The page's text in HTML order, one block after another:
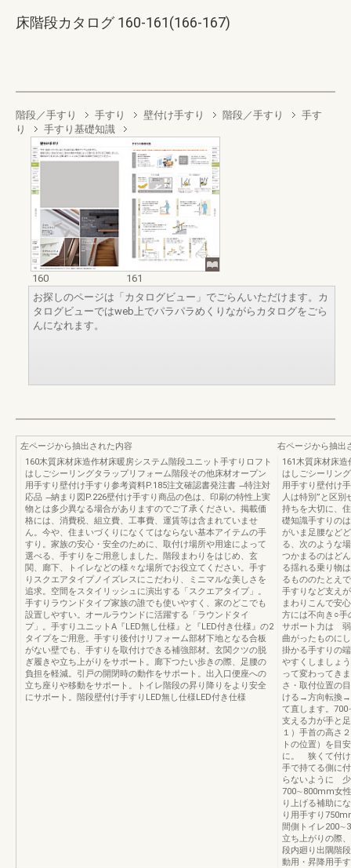
床階段カタログ 160-161(166-167)
階段／手すり 手すり 壁付け手すり 階段／手すり
手す
り
手すり基礎知識
160
161
お探しのページは「カタログビュー」でごらんいただけます。カ
タログビューではweb上でパラパラめくりながらカタログをごら
んになれます。
左ページから抽出された内容
160木質床材床造作材床暖房システム階段ユニット手すりロフト
はしごシーリングタラップリフォーム階段その他床材オープン
用手すり壁付け手すり参考資料P.185注文確認書発注書 ̶特注対
応品 ̶納まり図P.226壁付け手すり商品の色は、印刷の特性上実
物とは多少異なる場合がありますのでご了承ください。掲載価
格には、消費税、組立費、工事費、運賃等は含まれていませ
ん。今や、住まいづくりになくてはならない基本アイテムの手
すり。家族の安心・安全のために、取付け場所や用途によって
選べる、手すりをご用意しました。階段まわりをはじめ、玄
関、廊下、トイレなどの様々な場所でお役立てください。手す
りスクエアタイプノイズレスにこだわり、ミニマルな美しさを
追求。空間をスタイリッシュに演出する「スクエアタイプ」。
手すりラウンドタイプ家族の誰でも使いやすく、家のどこでも
設置しやすい。オールラウンドに活躍する「ラウンドタイ
プ」。手すりユニットA『LED無し仕様』と『LED付き仕様』の2
タイプをご用意。手すり後付けリフォーム部材下地となる合板
がない壁でも、手すりを取付けできる補強部材。玄関クツの脱
ぎ履きや立ち上がりをサポート。廊下つたい歩きの際、足腰の
負担を軽減。引戸の開閉時の動作をサポート。出入口便座への
立ち座りや移動をサポート。トイレ階段の昇り降りをより安全
にサポート。階段壁付け手すりLED無し仕様LED付き仕様
右ページから抽出
161木質床材床
はしごシーリン
用手すり壁付け
人は特別”と区別
持ちを大切に、
礎知識手すりの
がいま足腰など
る、次のような
つかまるのはど
る揺れる乗り物
るもののたとえ
手すりなど支え
まわりこんで安
方には不向き○
サポート力は 弱
曲がったものに
掛かる手すりの
やすくしましょ
って変わってき
さ・取付位置の
ける→方向転換→
て直します。
支える力が手と
１）手首の高さ
トの位置）を目
に。 狭くて付
手で持てる側に
らないように 少
700∼800mm女
り上げる補助に
り用手すり
間側トイレ
立ち上がりの際
段内廻り出隅階
動用・昇降用手